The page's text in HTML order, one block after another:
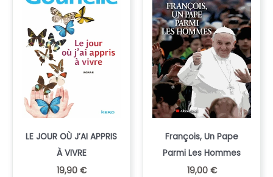
LE JOUR OÙ J’AI APPRIS
À VIVRE
19,90 €
François, Un Pape
Parmi Les Hommes
19,00 €